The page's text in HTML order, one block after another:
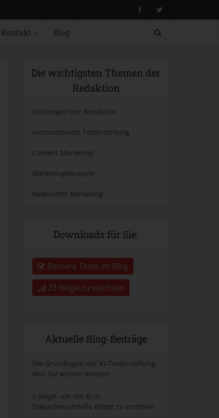
Kontakt Blog
Die wichtigsten Themen der
Redaktion
Leistungen der Redaktion
Automatisierte Texterstellung
Content Marketing
Marketingkonzepte
Newsletter Marketing
Downloads für Sie:
Bessere Texte im Blog
23 Wege zu wachsen
Aktuelle Blog-Beiträge
Die Grundlagen der KI-Texterstellung:
Was Sie wissen müssen
5 Wege, um mit KI in
Sekundenschnelle Bilder zu erstellen